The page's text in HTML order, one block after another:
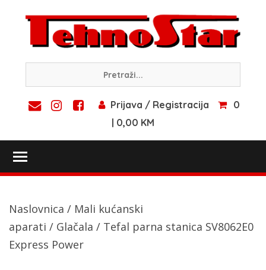
content
Prijava / Registracija
0
| 0,00 KM
Naslovnica / Mali kućanski
aparati / Glačala / Tefal parna stanica SV8062E0
Express Power